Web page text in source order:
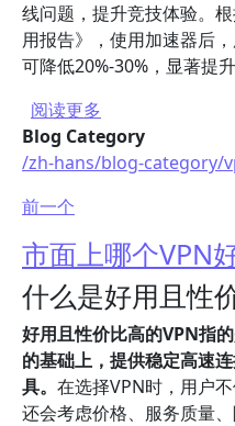
线问题，提升竞技体验。
用报告》，使用加速器后
可降低20%-30%，显著提
阅读更多
Blog Category
/zh-hans/blog-category/
前一个
市面上哪个VPN
什么是好用且性
好用且性价比高的VPN指
的基础上，提供稳定高速
具。 在选择VPN时，用户
还会考虑价格、服务质量